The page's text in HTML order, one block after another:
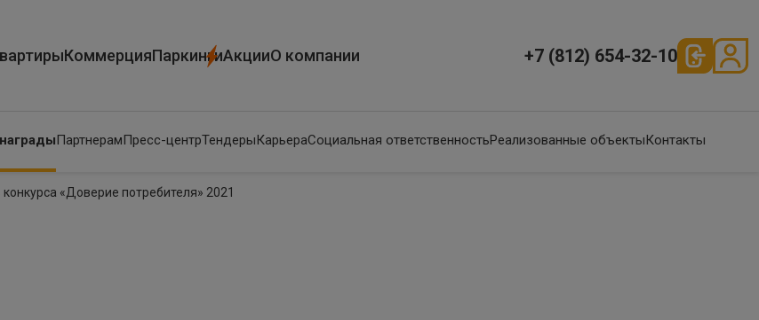
КоммерцияПаркингиАкцииО компании +7 (812) 654-32-10
ПартнерамПресс-центрТендерыКарьераСоциальная ответственностьРеализованные объектыКонтакты
«Доверие потребителя» 2021